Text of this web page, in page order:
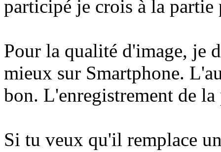
participé je crois à la partie
Pour la qualité d'image, je
mieux sur Smartphone.
bon. L'enregistrement de
Si tu veux qu'il remplace